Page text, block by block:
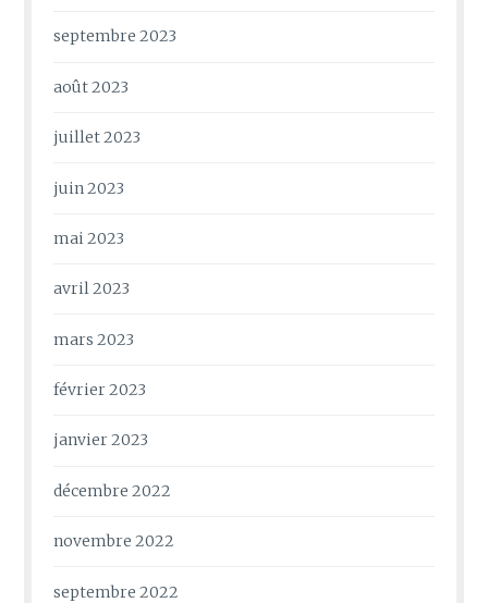
septembre 2023
août 2023
juillet 2023
juin 2023
mai 2023
avril 2023
mars 2023
février 2023
janvier 2023
décembre 2022
novembre 2022
septembre 2022